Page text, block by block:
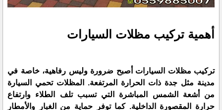
أهمية تركيب مظلات السيارات
تركيب مظلات السيارات أصبح ضرورة وليس رفاهية، خاصة في
مدينة مثل جدة ذات الحرارة المرتفعة. المظلات تحمي السيارة
من أشعة الشمس المباشرة التي تسبب تلف الطلاء وارتفاع
حرارة المقصورة الداخلية. كما توفر حماية من الغبار والأمطار